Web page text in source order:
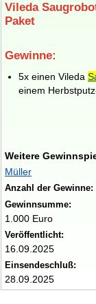
Vileda
Paket
Gewinne:
5x einen Vileda
einem
Weitere
Müller
Anzahl der Gewinne:
Gewinnsumme:
1.000 Euro
Veröffentlicht:
16.09.2025
Einsendeschluß:
28.09.2025